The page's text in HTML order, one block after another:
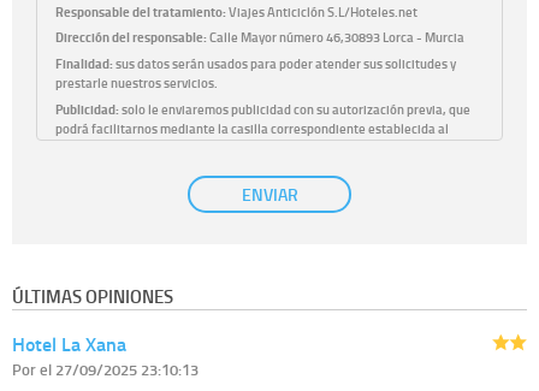
Responsable del tratamiento:Viajes Anticiclón S.L/Hoteles.net
Dirección del responsable:Calle Mayor número 46,30893 Lorca - Murcia
Finalidad:sus datos serán usados para poder atender sus solicitudes y
prestarle nuestros servicios.
Publicidad:solo le enviaremos publicidad con su autorización previa, que
podrá facilitarnos mediante la casilla correspondiente establecida al
efecto.
únicamente trataremos sus datos con su consentimiento
previo, que podrá facilitarnos mediante la casilla correspondiente
Derechos:tiene derecho a saber qué información tenemos sobre usted,
disponible en nuestra página web.
Información complementaria:
ENVIAR
ÚLTIMAS OPINIONES
Hotel La Xana
Porel 27/09/2025 23:10:13